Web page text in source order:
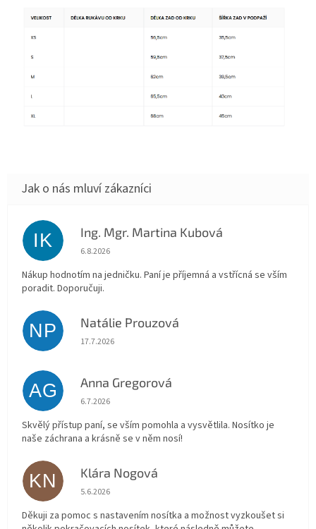
IK Ing. Mgr. Martina Kubová
Hodnocení obchodu je 5 z 5 hvězdiček.
6.8.2026
Nákup hodnotím na jedničku. Paní je příjemná a vstřícná se vším
poradit. Doporučuji.
NP Natálie Prouzová
Hodnocení obchodu je 5 z 5 hvězdiček.
17.7.2026
AG Anna Gregorová
Hodnocení obchodu je 5 z 5 hvězdiček.
6.7.2026
Skvělý přístup paní, se vším pomohla a vysvětlila. Nosítko je
naše záchrana a krásně se v něm nosí!
KN Klára Nogová
Hodnocení obchodu je 5 z 5 hvězdiček.
5.6.2026
Děkuji za pomoc s nastavením nosítka a možnost vyzkoušet si